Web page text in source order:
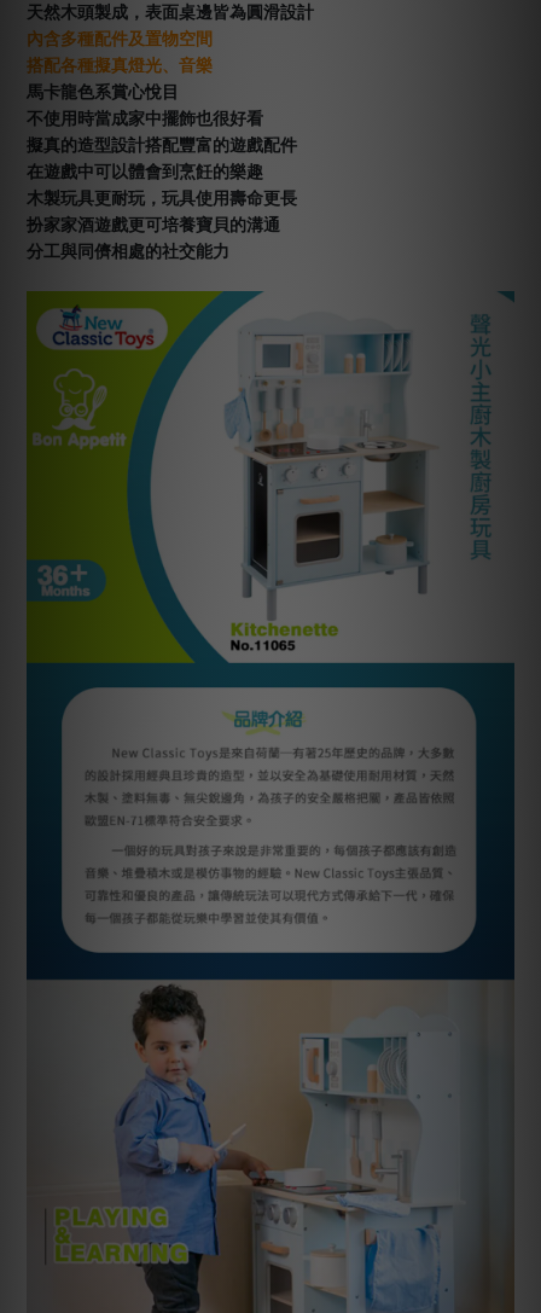
天然木頭製成，表面桌邊皆為圓滑設計
內含多種配件及置物空間
搭配各種擬真燈光、音樂
馬卡龍色系賞心悅目
不使用時當成家中擺飾也很好看
擬真的造型設計搭配豐富的遊戲配件
在遊戲中可以體會到烹飪的樂趣
木製玩具更耐玩，玩具使用壽命更長
扮家家酒遊戲更可培養寶貝的溝通
分工與同儕相處的社交能力